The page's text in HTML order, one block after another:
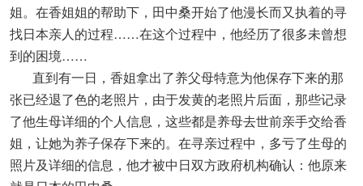
姐。在香姐姐的帮助下，田中桑开始了他漫长而又执着的寻
找日本亲人的过程……在这个过程中，他经历了很多未曾想
到的困境……
直到有一日，香姐拿出了养父母特意为他保存下来的那
张已经退了色的老照片，由于发黄的老照片后面，那些记录
了他生母详细的个人信息，这些都是养母去世前亲手交给香
姐，让她为养子保存下来的。在寻亲过程中，多亏了生母的
照片及详细的信息，他才被中日双方政府机构确认：他原来